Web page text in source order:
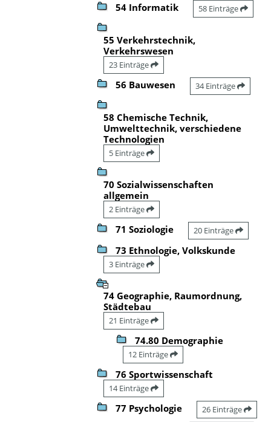
54 Informatik 58 Einträge
55 Verkehrstechnik,
Verkehrswesen
23 Einträge
56 Bauwesen 34 Einträge
58 Chemische Technik,
Umwelttechnik, verschiedene
Technologien
5 Einträge
70 Sozialwissenschaften
allgemein
2 Einträge
71 Soziologie 20 Einträge
73 Ethnologie, Volkskunde
3 Einträge
74 Geographie, Raumordnung,
Städtebau
21 Einträge
74.80 Demographie
12 Einträge
76 Sportwissenschaft
14 Einträge
77 Psychologie 26 Einträge